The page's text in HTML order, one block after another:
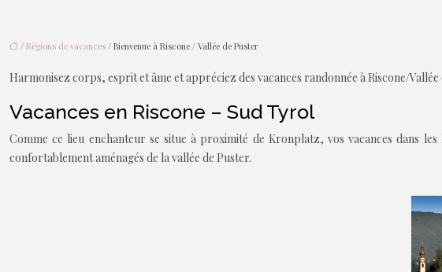
/ Régions de vacances / Bienvenue à Riscone / Vallée de Puster
Harmonisez corps, esprit et âme et appréciez des vacances randonnée à Riscone/
Vacances en Riscone – Sud Tyrol
Comme ce lieu enchanteur se situe à proximité de Kronplatz, vos vacances dans
confortablement aménagés de la vallée de Puster.